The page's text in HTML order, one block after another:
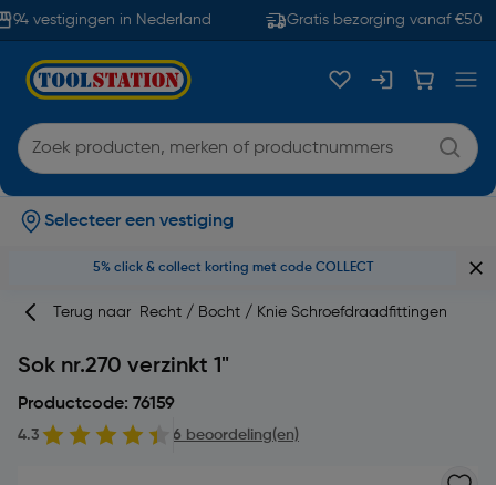
94 vestigingen in Nederland Gratis bezorging vanaf €50
Selecteer een vestiging
5% click & collect korting met code COLLECT
Terug naar Recht / Bocht / Knie Schroefdraadfittingen
Sok nr.270 verzinkt 1"
Productcode: 76159
4.3 6 beoordeling(en)